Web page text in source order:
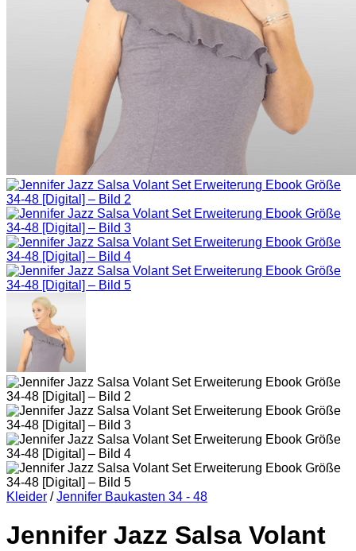
Kleider / Jennifer Baukasten 34 - 48
Jennifer Jazz Salsa Volant